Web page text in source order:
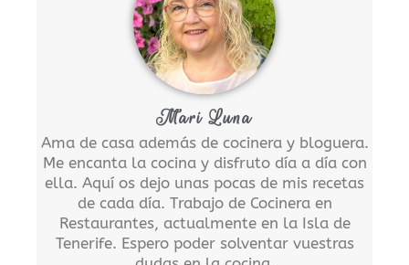
Mari Luna
Ama de casa además de cocinera y bloguera.
Me encanta la cocina y disfruto día a día con
ella. Aquí os dejo unas pocas de mis recetas
de cada día. Trabajo de Cocinera en
Restaurantes, actualmente en la Isla de
Tenerife. Espero poder solventar vuestras